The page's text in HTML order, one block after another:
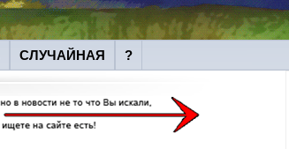
СЛУЧАЙНАЯ ?